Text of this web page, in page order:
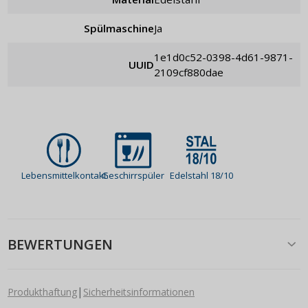
Spülmaschine Ja
UUID
1e1d0c52-0398-4d61-9871-
2109cf880dae
LebensmittelkontaktGeschirrspüler Edelstahl 18/10
BEWERTUNGEN
Produkthaftung| Sicherheitsinformationen